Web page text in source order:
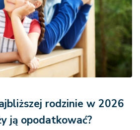
rodzinie w 2026
ją opodatkować?